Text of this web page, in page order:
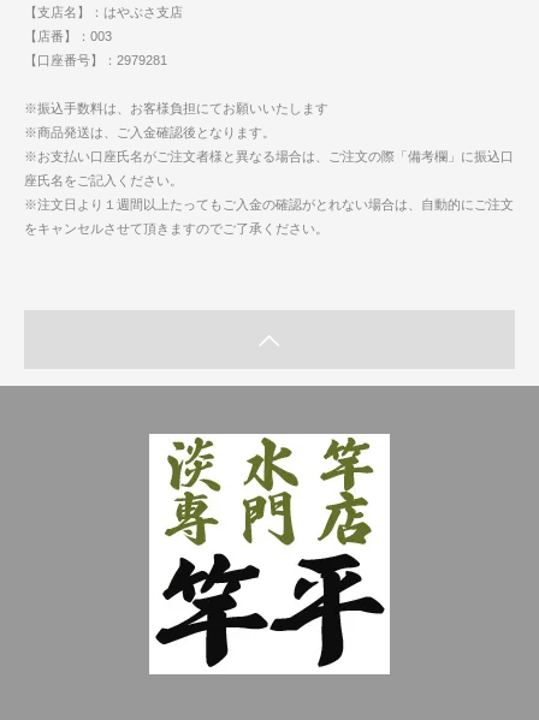
【支店名】：はやぶさ支店
【店番】：003
【口座番号】：2979281
※振込手数料は、お客様負担にてお願いいたします
※商品発送は、ご入金確認後となります。
※お支払い口座氏名がご注文者様と異なる場合は、ご注文の際「備考欄」に振込口
座氏名をご記入ください。
※注文日より１週間以上たってもご入金の確認がとれない場合は、自動的にご注文
をキャンセルさせて頂きますのでご了承ください。